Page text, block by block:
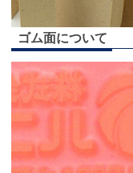
ゴム面について